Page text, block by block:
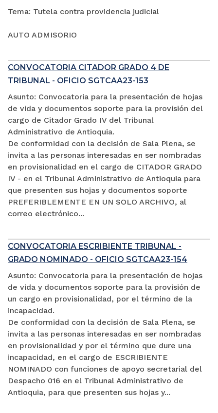
Tema: Tutela contra providencia judicial
AUTO ADMISORIO
CONVOCATORIA CITADOR GRADO 4 DE
TRIBUNAL - OFICIO SGTCAA23-153
Asunto: Convocatoria para la presentación de hojas
de vida y documentos soporte para la provisión del
cargo de Citador Grado IV del Tribunal
Administrativo de Antioquia.
De conformidad con la decisión de Sala Plena, se
invita a las personas interesadas en ser nombradas
en provisionalidad en el cargo de CITADOR GRADO
IV - en el Tribunal Administrativo de Antioquia para
que presenten sus hojas y documentos soporte
PREFERIBLEMENTE EN UN SOLO ARCHIVO, al
correo electrónico...
CONVOCATORIA ESCRIBIENTE TRIBUNAL -
GRADO NOMINADO - OFICIO SGTCAA23-154
Asunto: Convocatoria para la presentación de hojas
de vida y documentos soporte para la provisión de
un cargo en provisionalidad, por el término de la
incapacidad.
De conformidad con la decisión de Sala Plena, se
invita a las personas interesadas en ser nombradas
en provisionalidad y por el término que dure una
incapacidad, en el cargo de ESCRIBIENTE
NOMINADO con funciones de apoyo secretarial del
Despacho 016 en el Tribunal Administrativo de
Antioquia, para que presenten sus hojas y...